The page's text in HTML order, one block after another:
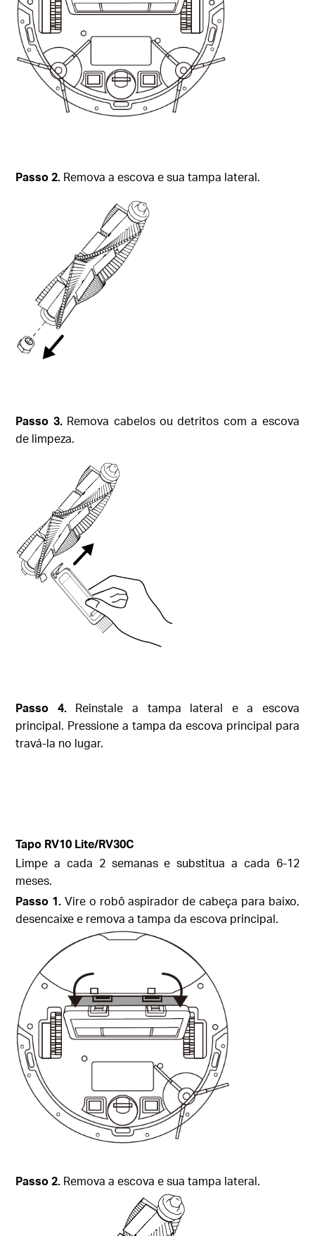
Passo2. Remova a escova e sua tampa lateral.
Passo 3.Remova cabelos ou detritos com a escova
de limpeza.
Passo 4.Reinstale a tampa lateral e a escova
principal. Pressione a tampa da escova principal para
travá-la no lugar.
Tapo RV10 Lite/RV30C
Limpe a cada 2 semanas e substitua a cada 6-12
meses.
Passo 1. Vire o robô aspirador de cabeça para baixo,
desencaixe e remova a tampa da escova principal.
Passo2. Remova a escova e sua tampa lateral.